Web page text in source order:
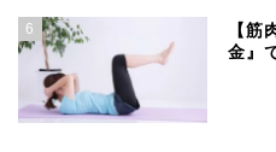
6
【筋
金』